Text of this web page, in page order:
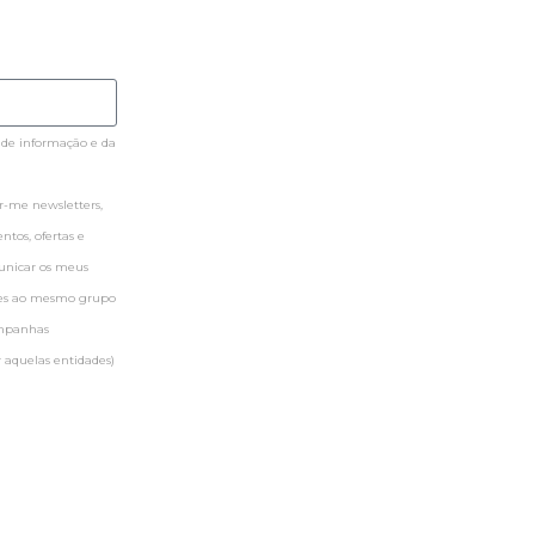
informação e da
me newsletters,
ofertas e
os meus
ao mesmo grupo
entidades)